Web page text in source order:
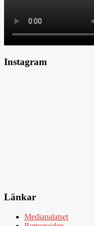
Instagram
Länkar
Mediapalatset